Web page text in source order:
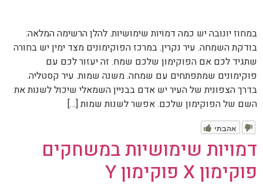
במחוז יונובה יש כמה דמויות שימושיות. להלן הרשימה המלאה:
בודקת השמחה. עיר נקרין. במרכז הפוקימונים מצד ימין יש בחורה
שתגיד לכם אם הפוקימון שלכם שמח. זה יעזור לכם עם
פוקימונים שמתפתחים עם שמחה. משנה שמות. עיר קסטליה.
בדרך הצפונית של העיר יש אדם בבניין השמאלי שיכול לשנות את
השם של הפוקימון שלכם. אפשר לשנות שמות […]
אהבתי
דמויות שימושיות במשחקים
פוקימון X פוקימון Y